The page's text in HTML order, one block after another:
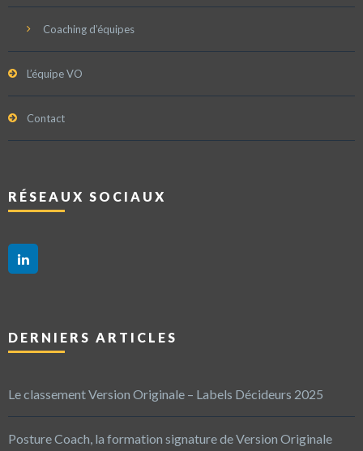
Coaching d’équipes
L’équipe VO
Contact
RÉSEAUX SOCIAUX
DERNIERS ARTICLES
Le classement Version Originale – Labels Décideurs 2025
Posture Coach, la formation signature de Version Originale